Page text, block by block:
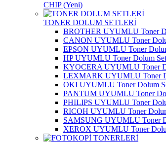
CHIP (Yeni)
TONER DOLUM SETLERİ
BROTHER UYUMLU Toner
CANON UYUMLU Toner
EPSON UYUMLU Toner
HP UYUMLU Toner Dolum
KYOCERA UYUMLU Toner
LEXMARK UYUMLU Toner
OKI UYUMLU Toner Dolum
PANTUM UYUMLU Toner
PHILIPS UYUMLU Toner
RICOH UYUMLU Toner
SAMSUNG UYUMLU Toner
XEROX UYUMLU Toner